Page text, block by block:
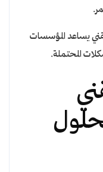
يساعد المؤسسات
المحتملة.